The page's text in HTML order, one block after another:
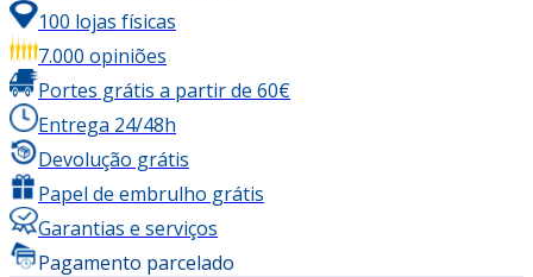
100 lojas físicas
7.000 opiniões
Portes grátis a partir de 60€
Entrega 24/48h
Devolução grátis
Papel de embrulho grátis
Garantias e serviços
Pagamento parcelado